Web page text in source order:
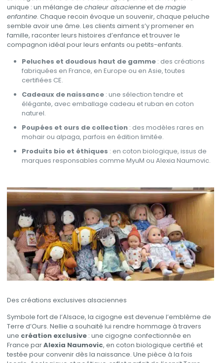
unique : un mélange de chaleur alsacienneet de magie
enfantine. Chaque recoin évoque un souvenir, chaque peluche
semble avoir une âme. Les clients aiment s’y promener en
famille, raconter leurs histoires d’enfance et trouver le
compagnon idéal pour leurs enfants ou petits-enfants.
Peluches et doudous haut de gamme : des créations
fabriquées en France, en Europe ou en Asie, toutes
certifiées CE.
Cadeaux de naissance : une sélection tendre et
élégante, avec emballage cadeau et ruban en coton
naturel.
Poupées et ours de collection : des modèles rares en
mohair ou alpaga, parfois en édition limitée.
Produits bio et éthiques : en coton biologique, issus de
marques responsables comme MyuM ou Alexia Naumovic.
Des créations exclusives alsaciennes
Symbole fort de l’Alsace, la cigogne est devenue l’emblème de
Terre d’Ours. Nellie a souhaité lui rendre hommage à travers
une création exclusive : une cigogne confectionnée en
France parAlexia Naumovic, en coton biologique certifié et
testée pour convenir dès la naissance. Une pièce à la fois